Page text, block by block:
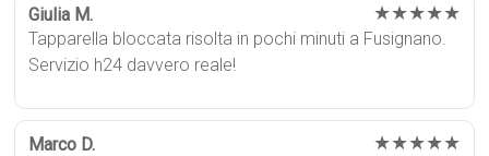
Giulia M. ★★★★★
Tapparella bloccata risolta in pochi minuti a Fusignano.
Servizio h24 davvero reale!
Marco D. ★★★★★